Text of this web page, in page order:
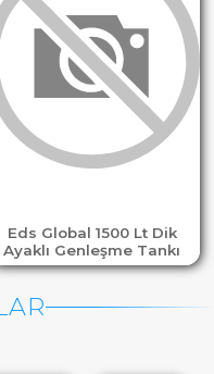
Eds Global 1500 Lt Dik
Ayaklı Genleşme Tankı